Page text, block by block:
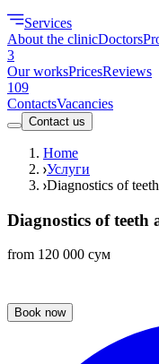
Services
About the clinicDoctors
3
Our worksPricesReviews
109
ContactsVacancies
Contact us
Home
Услуги
Diagnostics of
Diagnostics of teeth
from 120 000 сум
Book now